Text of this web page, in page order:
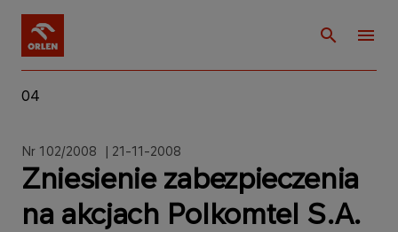
04
Nr 102/2008 | 21-11-2008
Zniesienie zabezpieczenia
na akcjach Polkomtel S.A.